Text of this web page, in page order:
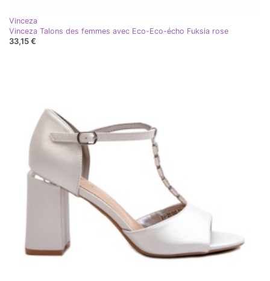
Vinceza
Vinceza Talons des femmes avec Eco-Eco-écho Fuksia rose
33,15 €